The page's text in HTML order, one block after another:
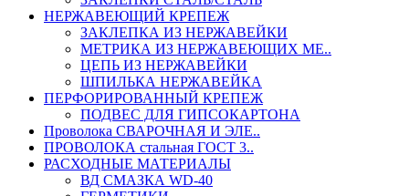
НЕРЖАВЕЮЩИЙ КРЕПЕЖ
ЗАКЛЕПКА ИЗ НЕРЖАВЕЙКИ
МЕТРИКА ИЗ НЕРЖАВЕЮЩИХ МЕ..
ЦЕПЬ ИЗ НЕРЖАВЕЙКИ
ШПИЛЬКА НЕРЖАВЕЙКА
ПЕРФОРИРОВАННЫЙ КРЕПЕЖ
ПОДВЕС ДЛЯ ГИПСОКАРТОНА
Проволока СВАРОЧНАЯ И ЭЛЕ..
ПРОВОЛОКА стальная ГОСТ 3..
РАСХОДНЫЕ МАТЕРИАЛЫ
ВД СМАЗКА WD-40